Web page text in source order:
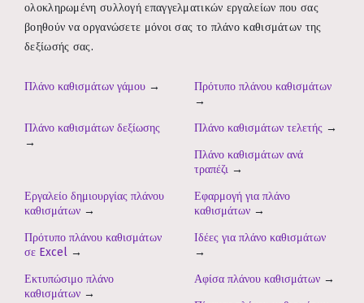
ολοκληρωμένη συλλογή επαγγελματικών εργαλείων που σας
βοηθούν να οργανώσετε μόνοι σας το πλάνο καθισμάτων της
δεξίωσής σας.
Πλάνο καθισμάτων γάμου →
Πρότυπο πλάνου καθισμάτων
→
Πλάνο καθισμάτων δεξίωσης
→
Πλάνο καθισμάτων τελετής →
Πλάνο καθισμάτων ανά
τραπέζι →
Εργαλείο δημιουργίας πλάνου
καθισμάτων →
Εφαρμογή για πλάνο
καθισμάτων →
Πρότυπο πλάνου καθισμάτων
σε Excel →
Ιδέες για πλάνο καθισμάτων
→
Εκτυπώσιμο πλάνο
καθισμάτων →
Αφίσα πλάνου καθισμάτων →